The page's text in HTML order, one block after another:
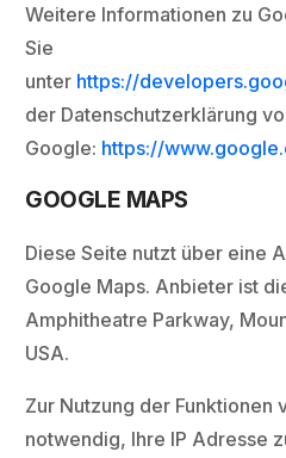
Weitere Informationen zu
Sie
unter https://
der Datenschutzerklärung
Google: https://
GOOGLE MAPS
Diese Seite nutzt über eine
Google Maps. Anbieter ist
Amphitheatre Parkway,
USA.
Zur Nutzung der Funktionen
notwendig, Ihre IP Adresse